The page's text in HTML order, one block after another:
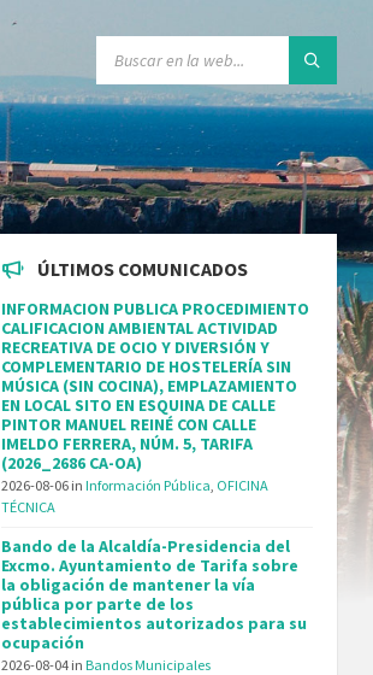
ÚLTIMOS COMUNICADOS
INFORMACION PUBLICA PROCEDIMIENTO
CALIFICACION AMBIENTAL ACTIVIDAD
RECREATIVA DE OCIO Y DIVERSIÓN Y
COMPLEMENTARIO DE HOSTELERÍA SIN
MÚSICA (SIN COCINA), EMPLAZAMIENTO
EN LOCAL SITO EN ESQUINA DE CALLE
PINTOR MANUEL REINÉ CON CALLE
IMELDO FERRERA, NÚM. 5, TARIFA
(2026_2686 CA-OA)
2026-08-06 inInformación Pública OFICINA
TÉCNICA
Bando de la Alcaldía-Presidencia del
Excmo. Ayuntamiento de Tarifa sobre
la obligación de mantener la vía
pública por parte de los
establecimientos autorizados para su
ocupación
2026-08-04 inBandos Municipales